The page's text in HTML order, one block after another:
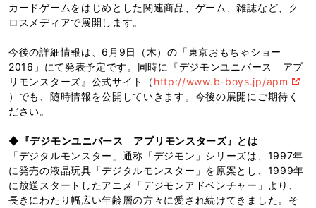
カードゲームをはじめとした関連商品、ゲーム、雑誌など、ク
ロスメディアで展開します。
今後の詳細情報は、6月9日（木）の「東京おもちゃショー
2016」にて発表予定です。同時に『デジモンユニバース アプ
リモンスターズ』公式サイト（ http://www.b-boys.jp/apm
）でも、随時情報を公開していきます。今後の展開にご期待く
ださい。
◆ 『デジモンユニバース アプリモンスターズ』とは
「デジタルモンスター」通称「デジモン」シリーズは、1997年
に発売の液晶玩具「デジタルモンスター」を原案とし、1999年
に放送スタートしたアニメ「デジモンアドベンチャー」より、
長きにわたり幅広い年齢層の方々に愛され続けてきました。そ